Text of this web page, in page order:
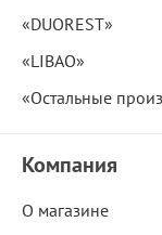
«DUOREST»
«LIBAO»
«Остальные
Компания
О магазине